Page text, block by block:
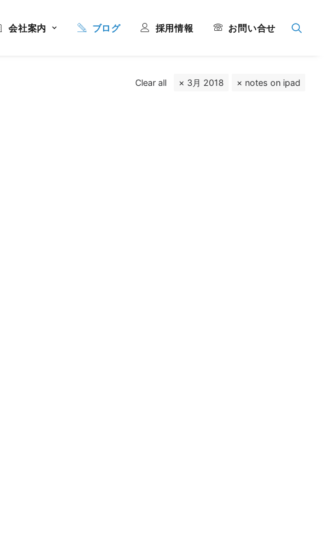
会社案内 ブログ 採用情報 お問い合せ
Clear all 3月 2018 notes on ipad